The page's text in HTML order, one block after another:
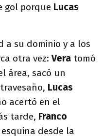
gol porque Lucas
a su dominio y a los
otra vez:Vera tomó
área, sacó un
Lucas
acertó en el
tarde, Franco
desde la